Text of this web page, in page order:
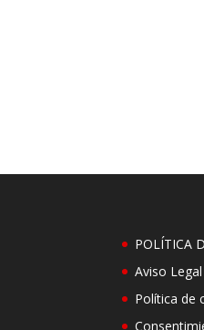
POLÍTICA
Aviso Legal
Política de